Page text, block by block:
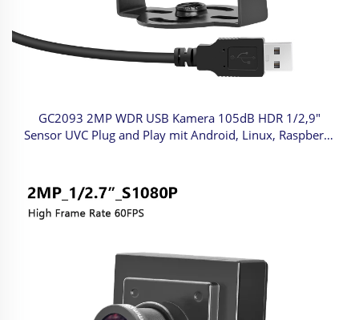
GC2093 2MP WDR USB Kamera 105dB HDR 1/2,9"
Sensor UVC Plug and Play mit Android, Linux, Raspberry